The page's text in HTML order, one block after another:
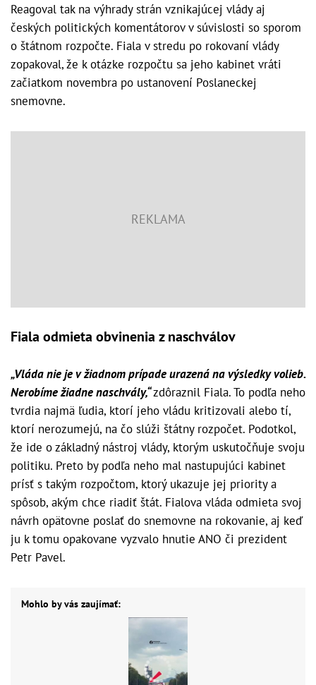
Reagoval tak na výhrady strán vznikajúcej vlády aj
českých politických komentátorov v súvislosti so sporom
o štátnom rozpočte. Fiala v stredu po rokovaní vlády
zopakoval, že k otázke rozpočtu sa jeho kabinet vráti
začiatkom novembra po ustanovení Poslaneckej
snemovne.
Fiala odmieta obvinenia z naschválov
„Vláda nie je v žiadnom prípade urazená na výsledky volieb.
Nerobíme žiadne naschvály,“zdôraznil Fiala. To podľa neho
tvrdia najmä ľudia, ktorí jeho vládu kritizovali alebo tí,
ktorí nerozumejú, na čo slúži štátny rozpočet. Podotkol,
že ide o základný nástroj vlády, ktorým uskutočňuje svoju
politiku. Preto by podľa neho mal nastupujúci kabinet
prísť s takým rozpočtom, ktorý ukazuje jej priority a
spôsob, akým chce riadiť štát. Fialova vláda odmieta svoj
návrh opätovne poslať do snemovne na rokovanie, aj keď
ju k tomu opakovane vyzvalo hnutie ANO či prezident
Petr Pavel.
Mohlo by vás zaujímať: